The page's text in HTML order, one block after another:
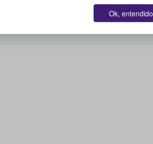
Ok, entendido